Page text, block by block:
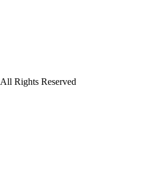
Rights Reserved